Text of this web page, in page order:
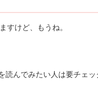
すけど、もうね。
読んでみたい人は要チェッ